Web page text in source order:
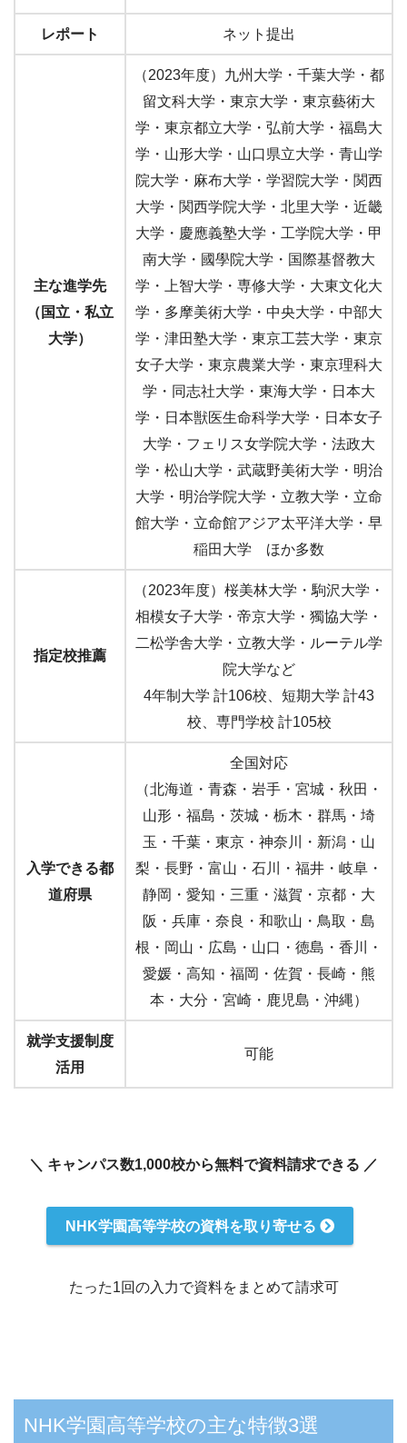
レポート ネット提出
主な進学先
（国立・私立
大学）
（2023年度）九州大学・千葉大学・都
留文科大学・東京大学・東京藝術大
学・東京都立大学・弘前大学・福島大
学・山形大学・山口県立大学・青山学
院大学・麻布大学・学習院大学・関西
大学・関西学院大学・北里大学・近畿
大学・慶應義塾大学・工学院大学・甲
南大学・國學院大学・国際基督教大
学・上智大学・専修大学・大東文化大
学・多摩美術大学・中央大学・中部大
学・津田塾大学・東京工芸大学・東京
女子大学・東京農業大学・東京理科大
学・同志社大学・東海大学・日本大
学・日本獣医生命科学大学・日本女子
大学・フェリス女学院大学・法政大
学・松山大学・武蔵野美術大学・明治
大学・明治学院大学・立教大学・立命
館大学・立命館アジア太平洋大学・早
稲田大学 ほか多数
指定校推薦
（2023年度）桜美林大学・駒沢大学・
相模女子大学・帝京大学・獨協大学・
二松学舎大学・立教大学・ルーテル学
院大学など
4年制大学 計106校、短期大学 計43
校、専門学校 計105校
入学できる都
道府県
全国対応
（北海道・青森・岩手・宮城・秋田・
山形・福島・茨城・栃木・群馬・埼
玉・千葉・東京・神奈川・新潟・山
梨・長野・富山・石川・福井・岐阜・
静岡・愛知・三重・滋賀・京都・大
阪・兵庫・奈良・和歌山・鳥取・島
根・岡山・広島・山口・徳島・香川・
愛媛・高知・福岡・佐賀・長崎・熊
本・大分・宮崎・鹿児島・沖縄）
就学支援制度
活用
可能
＼ キャンパス数1,000校から無料で資料請求できる ／
NHK学園高等学校の資料を取り寄せる
たった1回の入力で資料をまとめて請求可
NHK学園高等学校の主な特徴3選